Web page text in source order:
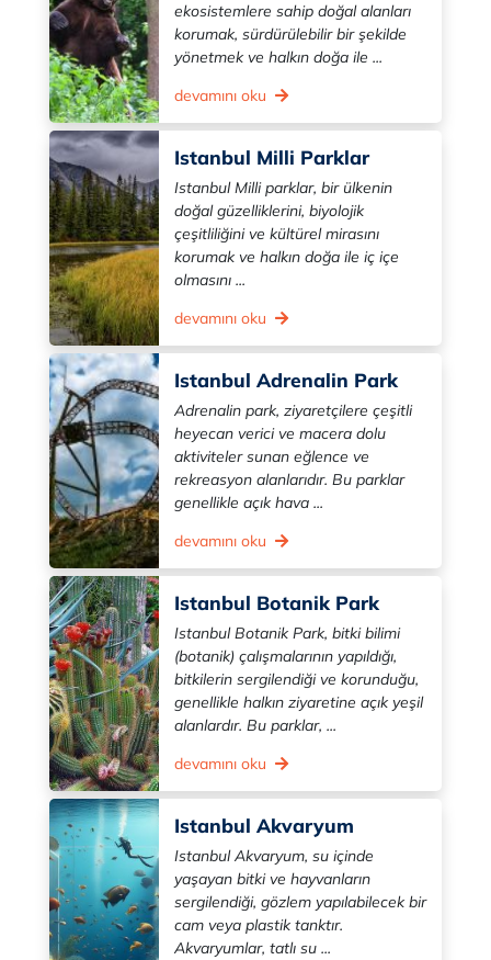
ekosistemlere sahip doğal alanları
korumak, sürdürülebilir bir şekilde
yönetmek ve halkın doğa ile ...
devamını oku
Istanbul Milli Parklar
Istanbul Milli parklar, bir ülkenin
doğal güzelliklerini, biyolojik
çeşitliliğini ve kültürel mirasını
korumak ve halkın doğa ile iç içe
olmasını ...
devamını oku
Istanbul Adrenalin Park
Adrenalin park, ziyaretçilere çeşitli
heyecan verici ve macera dolu
aktiviteler sunan eğlence ve
rekreasyon alanlarıdır. Bu parklar
genellikle açık hava ...
devamını oku
Istanbul Botanik Park
Istanbul Botanik Park, bitki bilimi
(botanik) çalışmalarının yapıldığı,
bitkilerin sergilendiği ve korunduğu,
genellikle halkın ziyaretine açık yeşil
alanlardır. Bu parklar, ...
devamını oku
Istanbul Akvaryum
Istanbul Akvaryum, su içinde
yaşayan bitki ve hayvanların
sergilendiği, gözlem yapılabilecek bir
cam veya plastik tanktır.
Akvaryumlar, tatlı su ...